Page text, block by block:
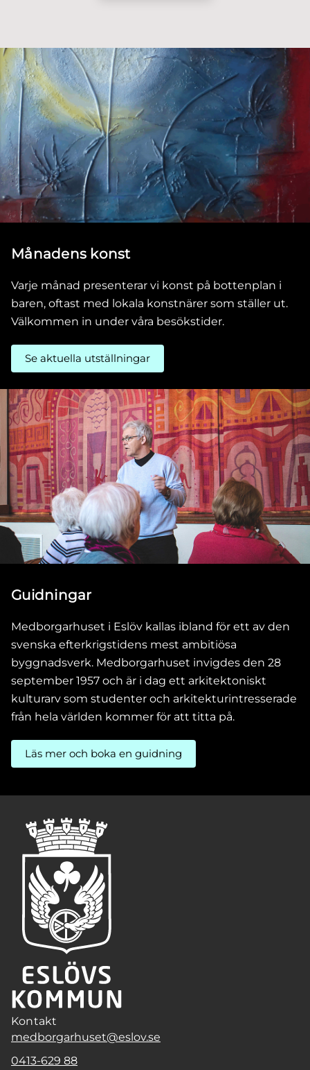
Månadens konst
Varje månad presenterar vi konst på bottenplan i
baren, oftast med lokala konstnärer som ställer ut.
Välkommen in under våra besökstider.
Se aktuella utställningar
Guidningar
Medborgarhuset i Eslöv kallas ibland för ett av den
svenska efterkrigstidens mest ambitiösa
byggnadsverk. Medborgarhuset invigdes den 28
september 1957 och är i dag ett arkitektoniskt
kulturarv som studenter och arkitekturintresserade
från hela världen kommer för att titta på.
Läs mer och boka en guidning
Kontakt
medborgarhuset@eslov.se
0413-629 88